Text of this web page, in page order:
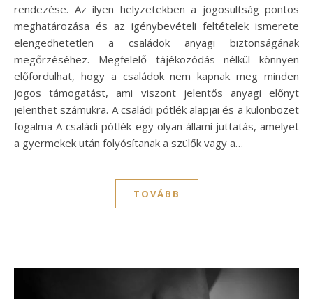
rendezése. Az ilyen helyzetekben a jogosultság pontos
meghatározása és az igénybevételi feltételek ismerete
elengedhetetlen a családok anyagi biztonságának
megőrzéséhez. Megfelelő tájékozódás nélkül könnyen
előfordulhat, hogy a családok nem kapnak meg minden
jogos támogatást, ami viszont jelentős anyagi előnyt
jelenthet számukra. A családi pótlék alapjai és a különbözet
fogalma A családi pótlék egy olyan állami juttatás, amelyet
a gyermekek után folyósítanak a szülők vagy a…
TOVÁBB